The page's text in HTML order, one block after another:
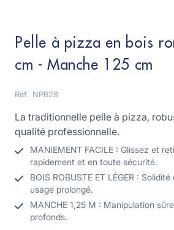
Pelle à pizza en bois
cm - Manche 125 cm
Réf. NPB28
La traditionnelle pelle à pizza,
qualité professionnelle.
MANIEMENT FACILE : Glissez et
rapidement et en toute sécurité.
BOIS ROBUSTE ET LÉGER :
usage prolongé.
MANCHE 1,25 M : Manipulation
profonds.